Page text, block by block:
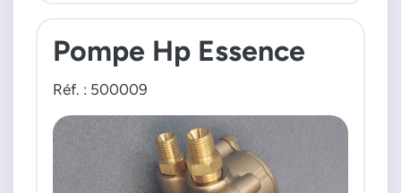
Pompe Hp Essence
Réf. : 500009